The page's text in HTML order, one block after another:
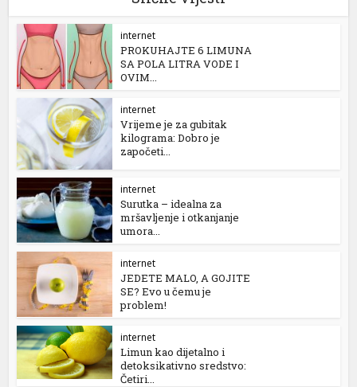
internet
PROKUHAJTE 6 LIMUNA
SA POLA LITRA VODE I
OVIM...
internet
Vrijeme je za gubitak
kilograma: Dobro je
započeti...
internet
Surutka – idealna za
mršavljenje i otkanjanje
umora...
internet
JEDETE MALO, A GOJITE
SE? Evo u čemu je
problem!
internet
Limun kao dijetalno i
detoksikativno sredstvo:
Četiri...